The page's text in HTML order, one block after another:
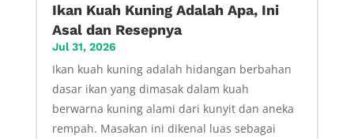
Ikan Kuah Kuning Adalah Apa, Ini
Asal dan Resepnya
Jul 31, 2026
Ikan kuah kuning adalah hidangan berbahan
dasar ikan yang dimasak dalam kuah
berwarna kuning alami dari kunyit dan aneka
rempah. Masakan ini dikenal luas sebagai